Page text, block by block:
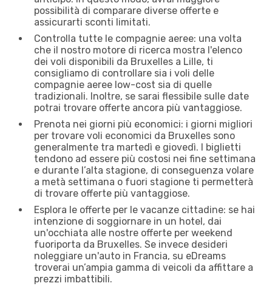
possibilità di comparare diverse offerte e
assicurarti sconti limitati.
Controlla tutte le compagnie aeree: una volta
che il nostro motore di ricerca mostra l'elenco
dei voli disponibili da Bruxelles a Lille, ti
consigliamo di controllare sia i voli delle
compagnie aeree low-cost sia di quelle
tradizionali. Inoltre, se sarai flessibile sulle date
potrai trovare offerte ancora più vantaggiose.
Prenota nei giorni più economici: i giorni migliori
per trovare voli economici da Bruxelles sono
generalmente tra martedì e giovedì. I biglietti
tendono ad essere più costosi nei fine settimana
e durante l’alta stagione, di conseguenza volare
a metà settimana o fuori stagione ti permetterà
di trovare offerte più vantaggiose.
Esplora le offerte per le vacanze cittadine: se hai
intenzione di soggiornare in un hotel, dai
un'occhiata alle nostre offerte per weekend
fuoriporta da Bruxelles. Se invece desideri
noleggiare un'auto in Francia, su eDreams
troverai un’ampia gamma di veicoli da affittare a
prezzi imbattibili.